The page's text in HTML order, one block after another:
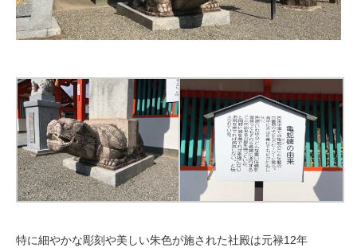
特に細やかな彫刻や美しい朱色が施された社殿は元禄12年